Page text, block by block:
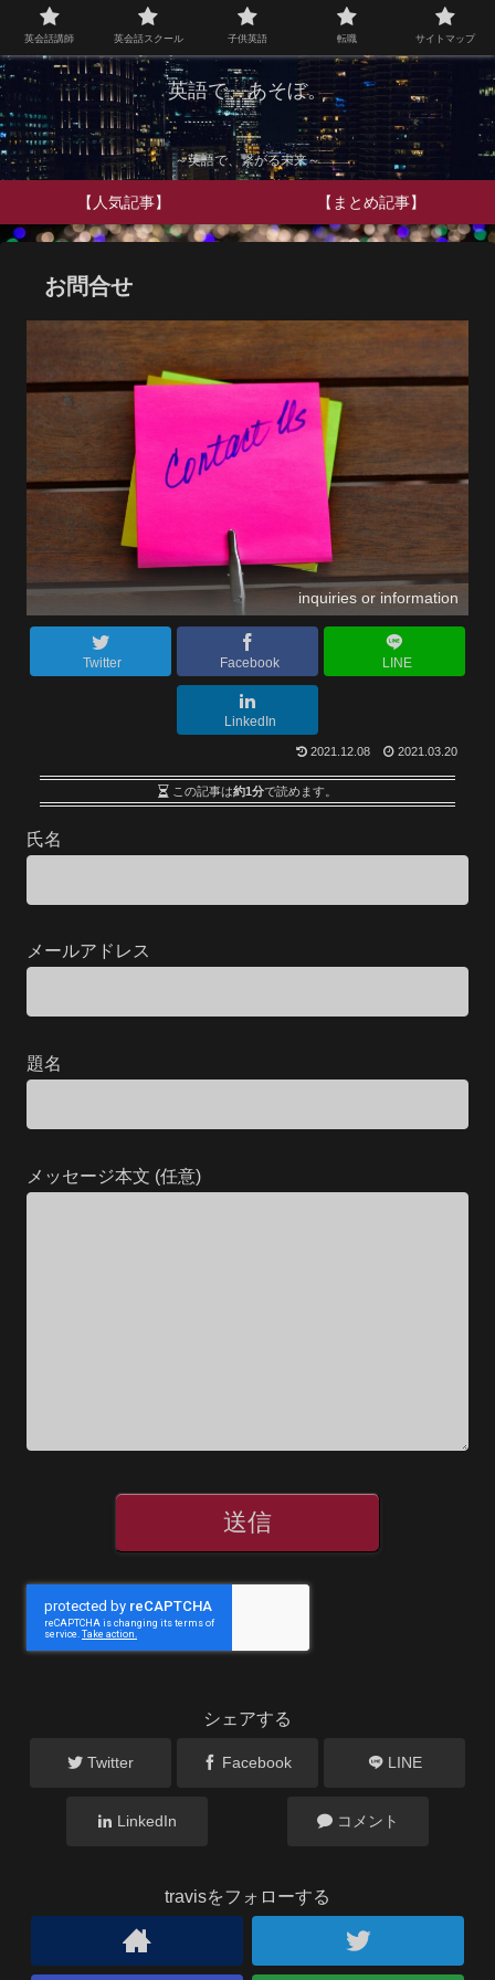
英語で、あそぼ。
～英語で、繋がる未来～
【人気記事】 【まとめ記事】
お問合せ
inquiries or information
Twitter Facebook LINE
LinkedIn
2021.12.08 2021.03.20
この記事は約1分で読めます。
氏名
メールアドレス
題名
メッセージ本文 (任意)
シェアする
Twitter Facebook LINE
LinkedIn コメント
travisをフォローする
英会話講師 英会話スクール 子供英語 転職 サイトマップ